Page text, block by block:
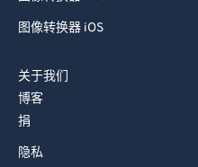
图像转换器 iOS
关于我们
博客
捐
隐私